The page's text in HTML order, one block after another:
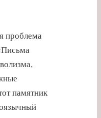
проблема
памятник